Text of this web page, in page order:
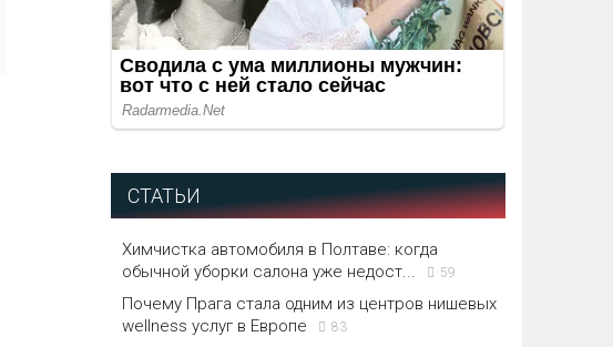
СТАТЬИ
Химчистка автомобиля в Полтаве: когда
обычной уборки салона уже недост...
59
Почему Прага стала одним из центров нишевых
wellness услуг в Европе
83